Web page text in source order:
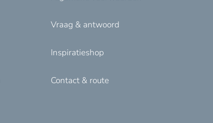
Vraag & antwoord
Inspiratieshop
Contact & route